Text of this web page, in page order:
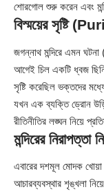
শোরগোল শুরু করেন এবং
বিস্ময়ের সৃষ্টি
জগন্নাথ মন্দিরে এমন ঘটনা
আগেই চিল একটি ধ্বজ
সৃষ্টি করেছিল ভক্তদের
যখন এক ব্যক্তি ড্রোন
রীতিনীতির লঙ্ঘন নিয়ে
মন্দিরের নিরাপত্তা
এবারের দশমূল মোদক খোয়া
আচারব্যবস্থার শৃঙ্খলা